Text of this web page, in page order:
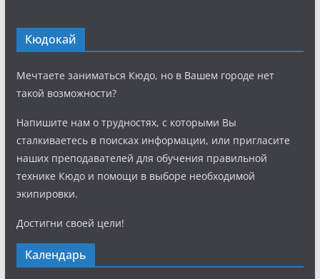
Кюдокай
Мечтаете заниматься Кюдо, но в Вашем городе нет
такой возможности?
Напишите нам о трудностях, с которыми Вы
сталкиваетесь в поисках информации, или пригласите
наших преподавателей для обучения правильной
технике Кюдо и помощи в выборе необходимой
экипировки.
Достигни своей цели!
Календарь